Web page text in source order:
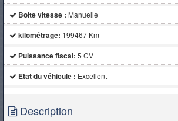
Boite vitesse : Manuelle
kilométrage: 199467 Km
Puissance fiscal: 5 CV
Etat du véhicule : Excellent
Description